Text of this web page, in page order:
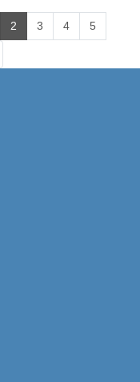
2 3 4 5